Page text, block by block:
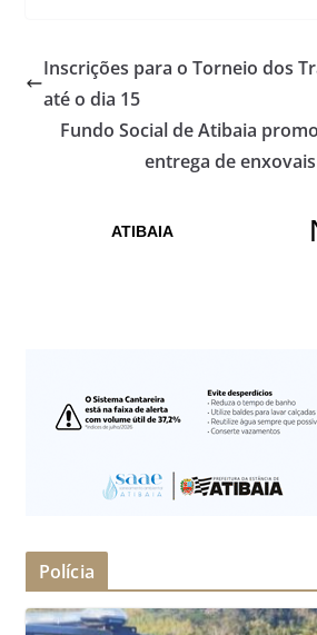
Inscrições para o Torneio dos
até o dia 15
Fundo Social de Atibaia
entrega de
Polícia